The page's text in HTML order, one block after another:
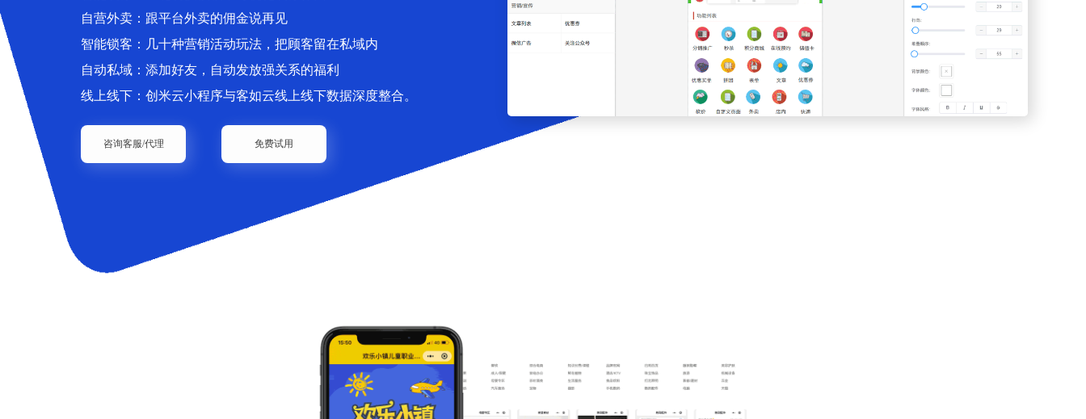
自营外卖：跟平台外卖的佣金说再见
智能锁客：几十种营销活动玩法，把顾客留在私域内
自动私域：添加好友，自动发放强关系的福利
线上线下：创米云小程序与客如云线上线下数据深度整合。
咨询客服/代理 免费试用